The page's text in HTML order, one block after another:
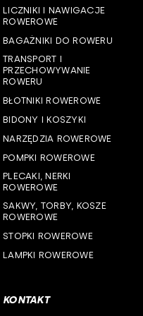
LICZNIKI I NAWIGACJE
ROWEROWE
BAGAŻNIKI DO ROWERU
TRANSPORT I
PRZECHOWYWANIE
ROWERU
BŁOTNIKI ROWEROWE
BIDONY I KOSZYKI
NARZĘDZIA ROWEROWE
POMPKI ROWEROWE
PLECAKI, NERKI
ROWEROWE
SAKWY, TORBY, KOSZE
ROWEROWE
STOPKI ROWEROWE
LAMPKI ROWEROWE
KONTAKT